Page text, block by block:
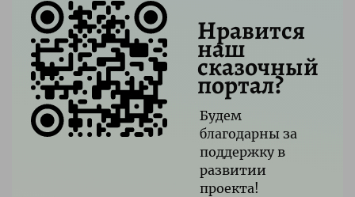
Нравится
наш
сказочный
портал?
Будем
благодарны за
поддержку в
развитии
проекта!